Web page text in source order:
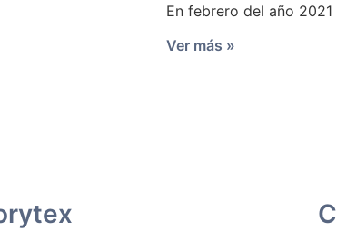
En febrero del año
Ver más »